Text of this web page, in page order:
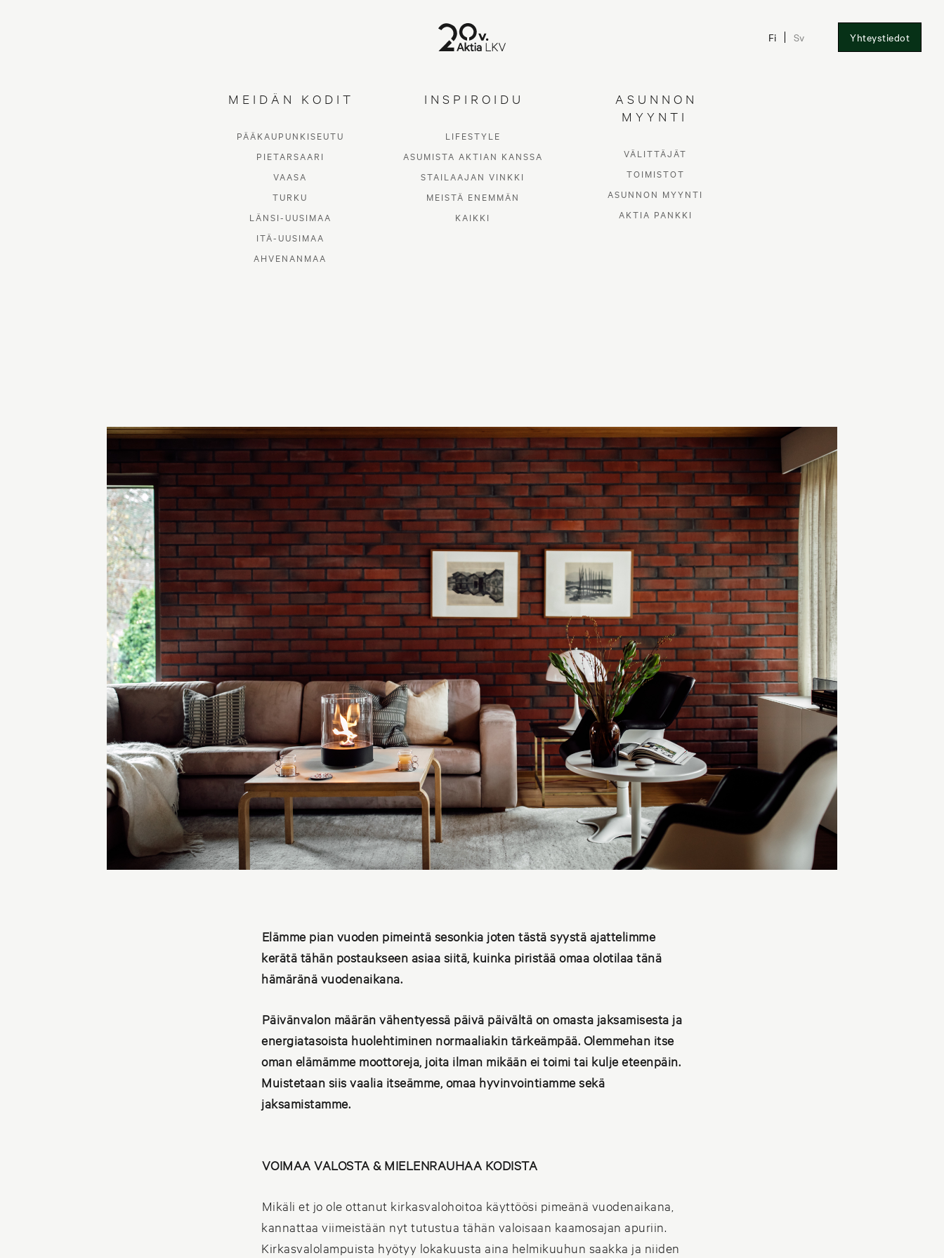
Fi Sv Yhteystiedot
MEIDÄN KODIT
PÄÄKAUPUNKISEUTU
PIETARSAARI
VAASA
TURKU
LÄNSI-UUSIMAA
ITÄ-UUSIMAA
AHVENANMAA
INSPIROIDU
LIFESTYLE
ASUMISTA AKTIAN KANSSA
STAILAAJAN VINKKI
MEISTÄ ENEMMÄN
KAIKKI
ASUNNON
MYYNTI
VÄLITTÄJÄT
TOIMISTOT
ASUNNON MYYNTI
AKTIA PANKKI
Kuinka piristää omaa olotilaa
tänä hämäränä
Elämme pian vuoden pimeintä sesonkia joten tästä syystä ajattelimme
kerätä tähän postaukseen asiaa siitä, kuinka piristää omaa olotilaa tänä
hämäränä vuodenaikana.
Päivänvalon määrän vähentyessä päivä päivältä on omasta jaksamisesta ja
energiatasoista huolehtiminen normaaliakin tärkeämpää. Olemmehan itse
oman elämämme moottoreja, joita ilman mikään ei toimi tai kulje eteenpäin.
Muistetaan siis vaalia itseämme, omaa hyvinvointiamme sekä
jaksamistamme.
VOIMAA VALOSTA & MIELENRAUHAA KODISTA
Mikäli et jo ole ottanut kirkasvalohoitoa käyttöösi pimeänä vuodenaikana,
kannattaa viimeistään nyt tutustua tähän valoisaan kaamosajan apuriin.
Kirkasvalolampuista hyötyy lokakuusta aina helmikuuhun saakka ja niiden